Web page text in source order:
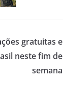
gratuitas e
neste fim de
semana